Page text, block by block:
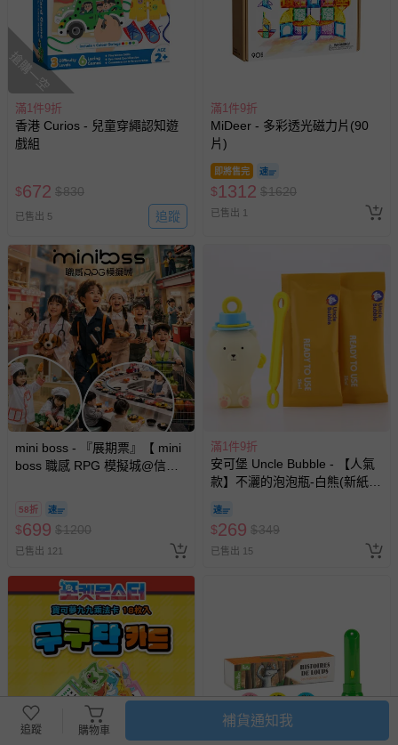
搶購一空
滿1件9折
香港 Curios - 兒童穿繩認知遊
戲組
$672 $830
已售出 5 追蹤
滿1件9折
MiDeer - 多彩透光磁力片(90
片)
即將售完
$1312 $1620
已售出 1
mini boss - 『展期票』【 mini
boss 職感 RPG 模擬城@信義
期作廢) (兒童票(2歲以上)贈一
名陪伴成人)
58折
$699 $1200
已售出 121
滿1件9折
安可堡 Uncle Bubble - 【人氣
款】不灑的泡泡瓶-白熊(新紙盒
$269 $349
已售出 15
追蹤 購物車
補貨通知我